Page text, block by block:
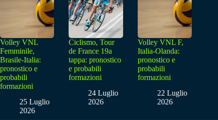
Volley VNL
Femminile,
Brasile-Italia:
pronostico e
probabili
formazioni
25 Luglio
2026
Ciclismo, Tour
de France 19a
tappa: pronostico
e probabili
formazioni
24 Luglio
2026
Volley VNL F,
Italia-Olanda:
pronostico e
probabili
formazioni
22 Luglio
2026